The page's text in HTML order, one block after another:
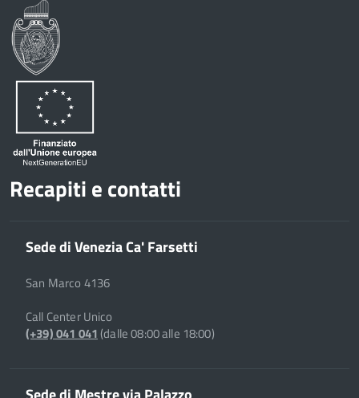
Recapiti e contatti
Sede di Venezia Ca' Farsetti
San Marco 4136
Call Center Unico
(+39) 041 041(dalle 08:00 alle 18:00)